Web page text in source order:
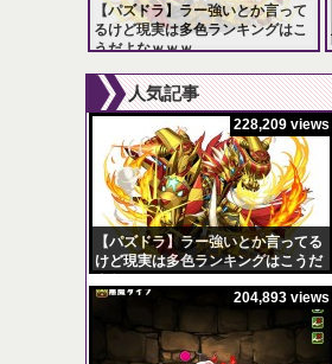
【パズドラ】ラー強いとか言って
るけど現実は多色ランキングはこ
うだよなｗｗｗ
228,209 views
人気記事
【パズドラ】ラー強いとか言ってる
けど現実は多色ランキングはこうだ
228,209 views
204,893 views